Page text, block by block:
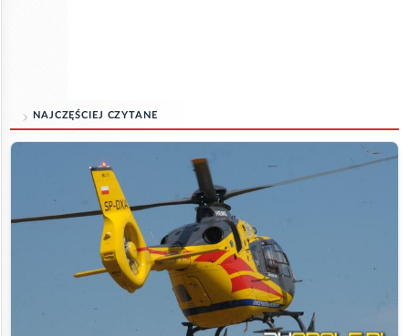
NAJCZĘŚCIEJ CZYTANE